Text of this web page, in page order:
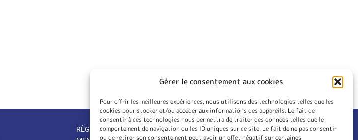
Gérer le consentement aux cookies
Pour offrir les meilleures expériences, nous utilisons des technologies telles que les
cookies pour stocker et/ou accéder aux informations des appareils. Le fait de
consentir à ces technologies nous permettra de traiter des données telles que le
comportement de navigation ou les ID uniques sur ce site. Le fait de ne pas consentir
ou de retirer son consentement peut avoir un effet négatif sur certaines
RÈGLEMENT INTÉRIEUR
CONTACT